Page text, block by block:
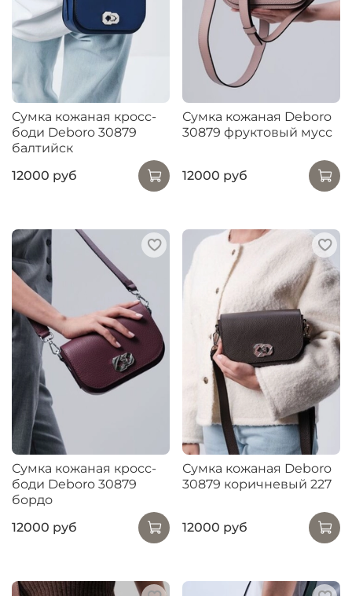
Сумка кожаная кросс-
боди Deboro 30879
балтийск
12000 руб
Сумка кожаная Deboro
30879 фруктовый мусс
12000 руб
Сумка кожаная кросс-
боди Deboro 30879
бордо
12000 руб
Сумка кожаная Deboro
30879 коричневый 227
12000 руб